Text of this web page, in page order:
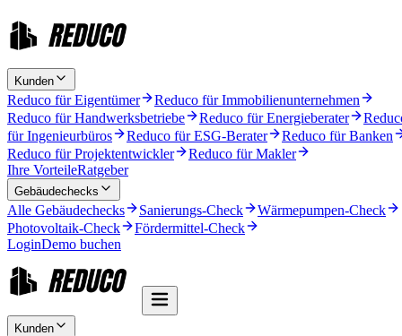
Kunden
Reduco für Eigentümer
Reduco für Immobilienunternehmen
Reduco für Handwerksbetriebe
Reduco für Energieberater
für Ingenieurbüros
Reduco für ESG-Berater
Reduco für Banken
Reduco für Projektentwickler
Reduco für Makler
Ihre VorteileRatgeber
Gebäudechecks
Alle Gebäudechecks Sanierungs-Check
Wärmepumpen-Check
Photovoltaik-Check
Fördermittel-Check
LoginDemo buchen
Kunden